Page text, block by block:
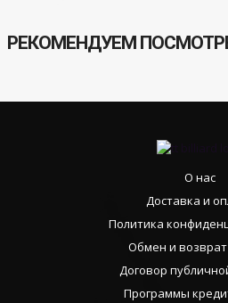
РЕКОМЕНДУЕМ
О нас
Доставка и
Политика
Обмен и
Договор
Программы